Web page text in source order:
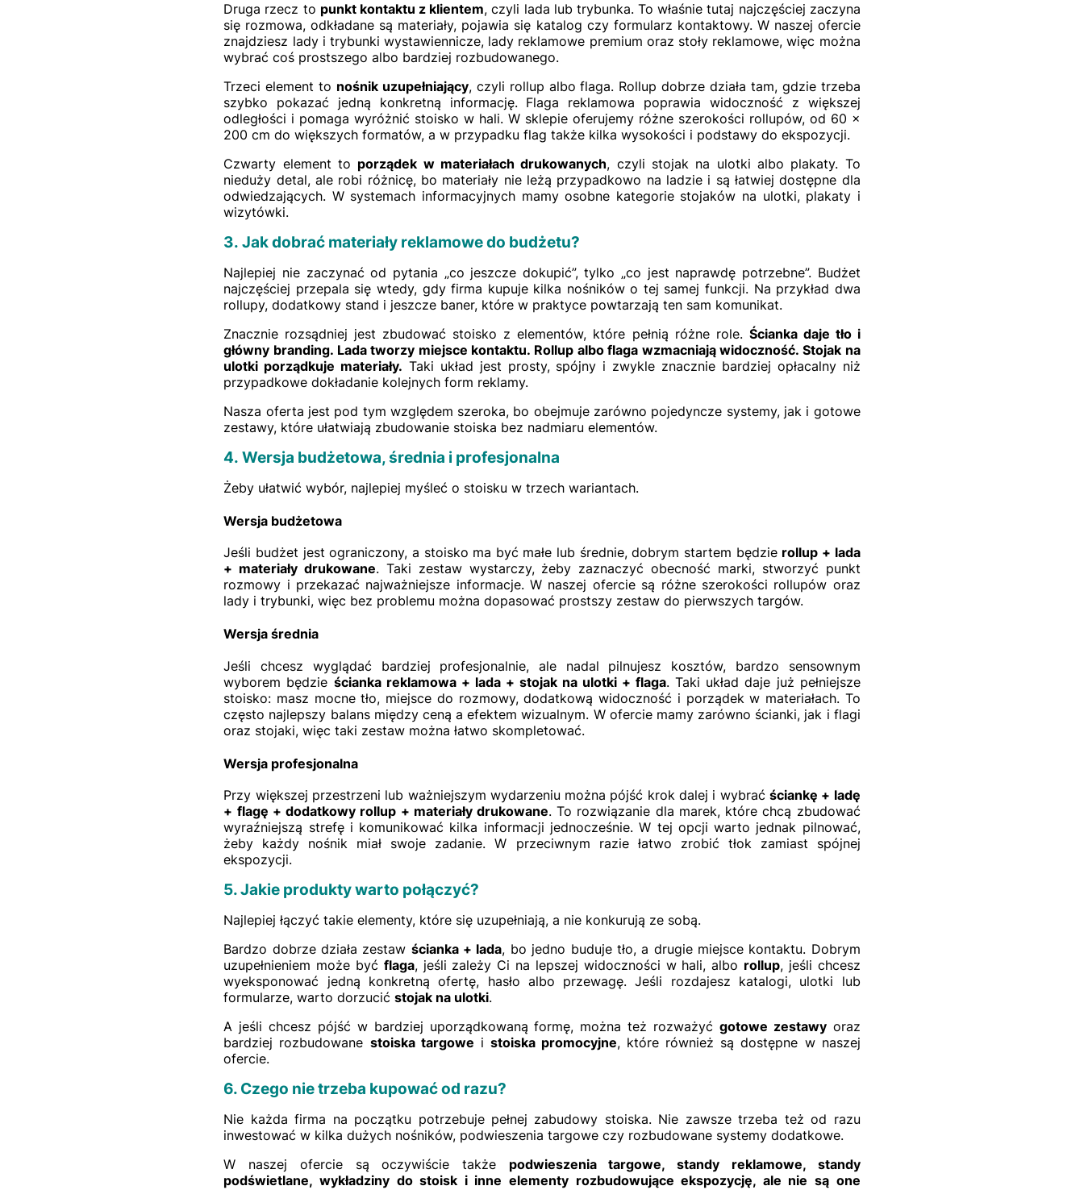
Druga rzecz to punkt kontaktu z klientem, czyli lada lub trybunka. To właśnie tutaj najczęściej zaczyna
się rozmowa, odkładane są materiały, pojawia się katalog czy formularz kontaktowy. W naszej ofercie
znajdziesz lady i trybunki wystawiennicze, lady reklamowe premium oraz stoły reklamowe, więc można
wybrać coś prostszego albo bardziej rozbudowanego.
Trzeci element to nośnik uzupełniający, czyli rollup albo flaga. Rollup dobrze działa tam, gdzie trzeba
szybko pokazać jedną konkretną informację. Flaga reklamowa poprawia widoczność z większej
odległości i pomaga wyróżnić stoisko w hali. W sklepie oferujemy różne szerokości rollupów, od 60 ×
200 cm do większych formatów, a w przypadku flag także kilka wysokości i podstawy do ekspozycji.
Czwarty element to porządek w materiałach drukowanych, czyli stojak na ulotki albo plakaty. To
nieduży detal, ale robi różnicę, bo materiały nie leżą przypadkowo na ladzie i są łatwiej dostępne dla
odwiedzających. W systemach informacyjnych mamy osobne kategorie stojaków na ulotki, plakaty i
wizytówki.
3. Jak dobrać materiały reklamowe do budżetu?
Najlepiej nie zaczynać od pytania „co jeszcze dokupić”, tylko „co jest naprawdę potrzebne”. Budżet
najczęściej przepala się wtedy, gdy firma kupuje kilka nośników o tej samej funkcji. Na przykład dwa
rollupy, dodatkowy stand i jeszcze baner, które w praktyce powtarzają ten sam komunikat.
Znacznie rozsądniej jest zbudować stoisko z elementów, które pełnią różne role. Ścianka daje tło i
główny branding. Lada tworzy miejsce kontaktu. Rollup albo flaga wzmacniają widoczność. Stojak na
ulotki porządkuje materiały. Taki układ jest prosty, spójny i zwykle znacznie bardziej opłacalny niż
przypadkowe dokładanie kolejnych form reklamy.
Nasza oferta jest pod tym względem szeroka, bo obejmuje zarówno pojedyncze systemy, jak i gotowe
zestawy, które ułatwiają zbudowanie stoiska bez nadmiaru elementów.
4. Wersja budżetowa, średnia i profesjonalna
Żeby ułatwić wybór, najlepiej myśleć o stoisku w trzech wariantach.
Wersja budżetowa
Jeśli budżet jest ograniczony, a stoisko ma być małe lub średnie, dobrym startem będzie rollup + lada
+ materiały drukowane. Taki zestaw wystarczy, żeby zaznaczyć obecność marki, stworzyć punkt
rozmowy i przekazać najważniejsze informacje. W naszej ofercie są różne szerokości rollupów oraz
lady i trybunki, więc bez problemu można dopasować prostszy zestaw do pierwszych targów.
Wersja średnia
Jeśli chcesz wyglądać bardziej profesjonalnie, ale nadal pilnujesz kosztów, bardzo sensownym
wyborem będzie ścianka reklamowa + lada + stojak na ulotki + flaga. Taki układ daje już pełniejsze
stoisko: masz mocne tło, miejsce do rozmowy, dodatkową widoczność i porządek w materiałach. To
często najlepszy balans między ceną a efektem wizualnym. W ofercie mamy zarówno ścianki, jak i flagi
oraz stojaki, więc taki zestaw można łatwo skompletować.
Wersja profesjonalna
Przy większej przestrzeni lub ważniejszym wydarzeniu można pójść krok dalej i wybraćściankę + ladę
+ flagę + dodatkowy rollup + materiały drukowane. To rozwiązanie dla marek, które chcą zbudować
wyraźniejszą strefę i komunikować kilka informacji jednocześnie. W tej opcji warto jednak pilnować,
żeby każdy nośnik miał swoje zadanie. W przeciwnym razie łatwo zrobić tłok zamiast spójnej
ekspozycji.
5. Jakie produkty warto połączyć?
Najlepiej łączyć takie elementy, które się uzupełniają, a nie konkurują ze sobą.
Bardzo dobrze działa zestaw ścianka + lada, bo jedno buduje tło, a drugie miejsce kontaktu. Dobrym
uzupełnieniem może być flaga, jeśli zależy Ci na lepszej widoczności w hali, albo rollup, jeśli chcesz
wyeksponować jedną konkretną ofertę, hasło albo przewagę. Jeśli rozdajesz katalogi, ulotki lub
formularze, warto dorzucićstojak na ulotki.
A jeśli chcesz pójść w bardziej uporządkowaną formę, można też rozważyć gotowe zestawyoraz
bardziej rozbudowane stoiska targowe i stoiska promocyjne, które również są dostępne w naszej
ofercie.
6. Czego nie trzeba kupować od razu?
Nie każda firma na początku potrzebuje pełnej zabudowy stoiska. Nie zawsze trzeba też od razu
inwestować w kilka dużych nośników, podwieszenia targowe czy rozbudowane systemy dodatkowe.
W naszej ofercie są oczywiście także podwieszenia targowe, standy reklamowe, standy
podświetlane, wykładziny do stoisk i inne elementy rozbudowujące ekspozycję, ale nie są one